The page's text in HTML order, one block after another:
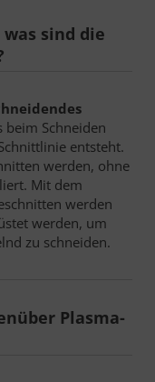
sind die
beim Schneiden
entsteht.
werden, ohne
Mit dem
werden
werden, um
zu schneiden.
Plasma-